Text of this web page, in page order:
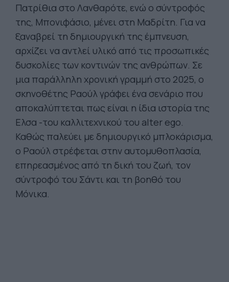
Πατρίθια στο Λανθαρότε, ενώ ο σύντροφός
της, Μπονιφάσιο, μένει στη Μαδρίτη. Για να
ξαναβρεί τη δημιουργική της έμπνευση,
αρχίζει να αντλεί υλικό από τις προσωπικές
δυσκολίες των κοντινών της ανθρώπων. Σε
μια παράλληλη χρονική γραμμή στο 2025, ο
σκηνοθέτης Ραούλ γράφει ένα σενάριο που
αποκαλύπτεται πως είναι η ίδια ιστορία της
Ελσα -του καλλιτεχνικού του alter ego.
Καθώς παλεύει με δημιουργικό μπλοκάρισμα,
ο Ραούλ στρέφεται στην αυτομυθοπλασία,
επηρεασμένος από τη δική του ζωή, τον
σύντροφό του Σάντι και τη βοηθό του
Μόνικα.